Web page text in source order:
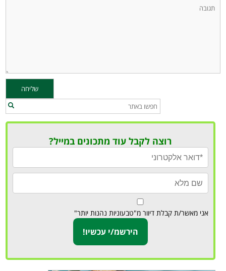
רוצה לקבל עוד מתכונים במייל?
אני מאשר/ת קבלת דיוור מ"טבעוניות נהנות יותר"